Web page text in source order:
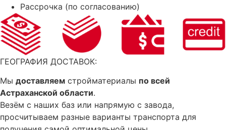
Рассрочка (по согласованию)
ГЕОГРАФИЯ ДОСТАВОК:
Мы доставляем стройматериалы по всей
Астраханской области.
Везём с наших баз или напрямую с завода,
просчитываем разные варианты транспорта для